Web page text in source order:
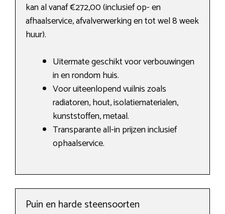
kan al vanaf €272,00 (inclusief op- en
afhaalservice, afvalverwerking en tot wel 8 week
huur).
Uitermate geschikt voor verbouwingen
in en rondom huis.
Voor uiteenlopend vuilnis zoals
radiatoren, hout, isolatiematerialen,
kunststoffen, metaal.
Transparante all-in prijzen inclusief
ophaalservice.
Puin en harde steensoorten